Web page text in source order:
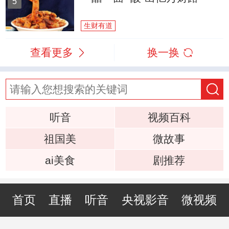
生财有道
查看更多 换一换
听音
视频百科
祖国美
微故事
ai美食
剧推荐
首页 直播 听音 央视影音 微视频